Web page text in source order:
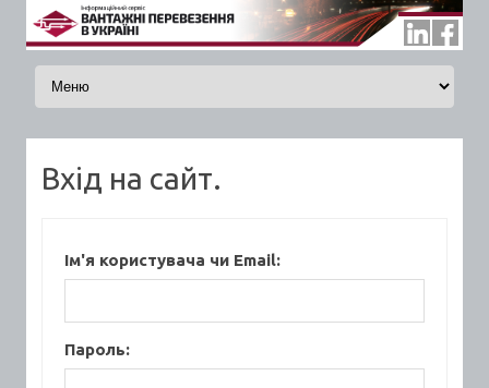
Skip to content
Вхід на сайт.
Ім'я користувача чи Email:
Пароль: